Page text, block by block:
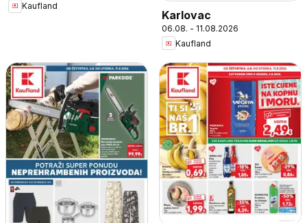
Kaufland
Karlovac
06.08. - 11.08.2026
Kaufland